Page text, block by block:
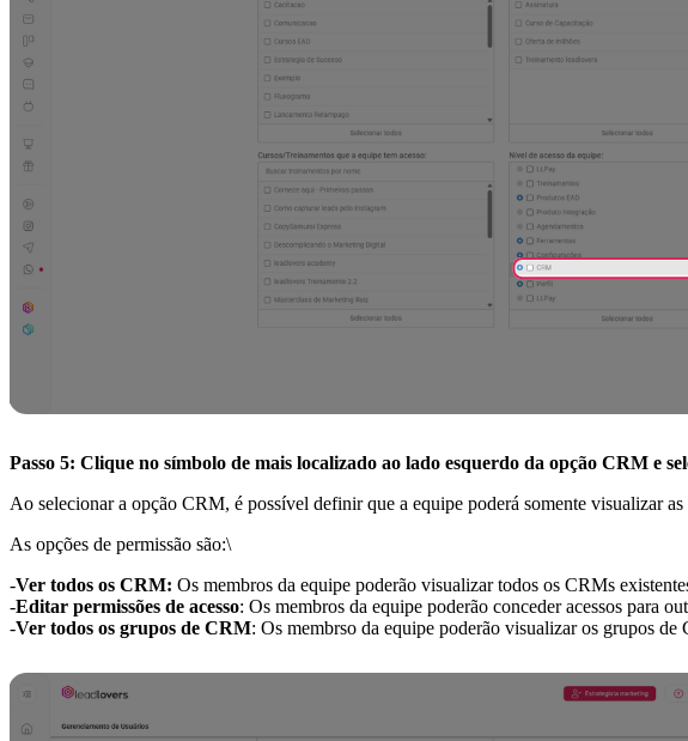
Passo 5: Clique no símbolo de mais localizado ao lado esquerdo da opção CRM e
Ao selecionar a opção CRM, é possível definir que a equipe poderá somente visualizar
As opções de permissão são:\
-Ver todos os CRM: Os membros da equipe poderão visualizar todos os CRMs
-Editar permissões de acesso: Os membros da equipe poderão conceder acessos para
-Ver todos os grupos de CRM: Os membrso da equipe poderão visualizar os grupos